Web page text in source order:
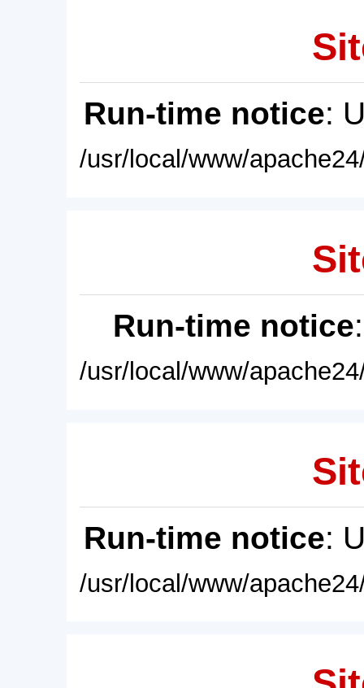
Run-time notice:
/usr/local/www/
Run-time notice
/usr/local/www/
Run-time notice:
/usr/local/www/